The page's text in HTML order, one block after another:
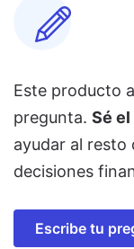
Este producto
pregunta. Sé
ayudar al resto
decisiones
Escribe tu